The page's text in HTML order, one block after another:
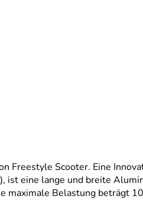
Freestyle Scooter. Eine
ist eine lange und breite
maximale Belastung beträgt